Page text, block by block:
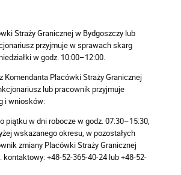
Straży Granicznej w Bydgoszczy lub
przyjmuje w sprawach skarg
w godz. 10:00–12:00.
Komendanta Placówki Straży Granicznej
lub pracownik przyjmuje
i wniosków:
piątku w dni robocze w godz. 07:30–15:30,
wskazanego okresu, w pozostałych
zmiany Placówki Straży Granicznej
kontaktowy: +48-52-365-40-24 lub +48-52-